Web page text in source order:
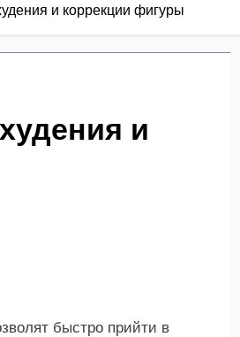
продукты для похудения и
и очищения организма
живот и выстроить
перец с низкой калорийностью
10 кг на рыбе
и коррекции фигуры
и
быстро прийти в